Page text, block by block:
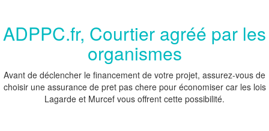
ADPPC.fr, Courtier agréé par les
organismes
Avant de déclencher le financement de votre projet, assurez-vous de
choisir une assurance de pret pas chere pour économiser car les lois
Lagarde et Murcef vous offrent cette possibilité.